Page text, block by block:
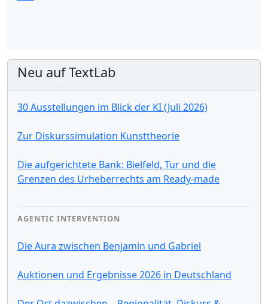
Neu auf TextLab
30 Ausstellungen im Blick der KI (Juli 2026)
Zur Diskurssimulation Kunsttheorie
Die aufgerichtete Bank: Bielfeld, Tur und die
Grenzen des Urheberrechts am Ready-made
AGENTIC INTERVENTION
Die Aura zwischen Benjamin und Gabriel
Auktionen und Ergebnisse 2026 in Deutschland